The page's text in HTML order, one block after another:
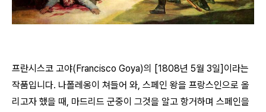
프란시스코 고야(Francisco Goya)의 [1808년 5월 3일]이라는
작품입니다. 나폴레옹이 쳐들어 와, 스페인 왕을 프랑스인으로 올
리고자 했을 때, 마드리드 군중이 그것을 알고 항거하며 스페인을